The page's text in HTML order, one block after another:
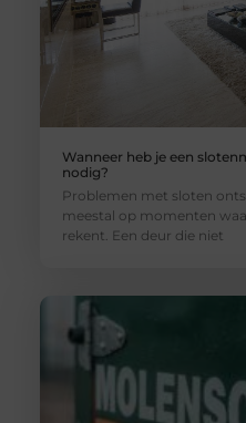
Wanneer heb je een
nodig?
Problemen met sloten
meestal op momenten
rekent. Een deur die niet